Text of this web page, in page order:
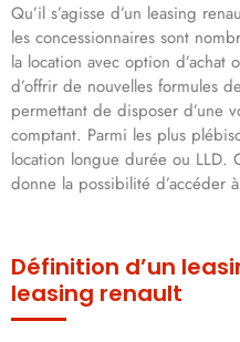
Qu’il s’agisse d’un leasing
les concessionnaires sont
la location avec option
d’offrir de nouvelles formules
permettant de disposer d’une
comptant. Parmi les plus
location longue durée ou LLD.
donne la possibilité d’accéder
Définition d’un
leasing renault